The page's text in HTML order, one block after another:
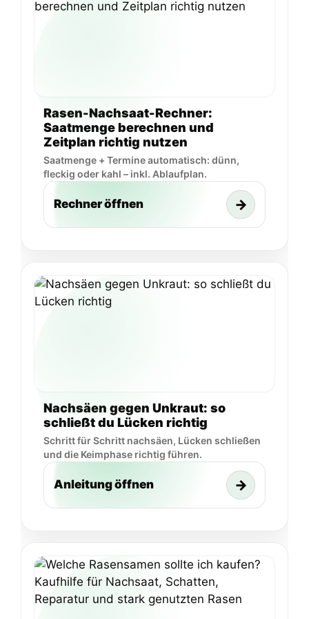
Rasen-Nachsaat-Rechner:
Saatmenge berechnen und
Zeitplan richtig nutzen
Saatmenge + Termine automatisch: dünn,
fleckig oder kahl – inkl. Ablaufplan.
Rechner öffnen →
Nachsäen gegen Unkraut: so
schließt du Lücken richtig
Schritt für Schritt nachsäen, Lücken schließen
und die Keimphase richtig führen.
Anleitung öffnen →